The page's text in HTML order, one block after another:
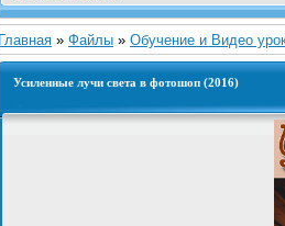
Главная » Файлы » Обучение и Видео
Усиленные лучи света в фотошоп (2016)